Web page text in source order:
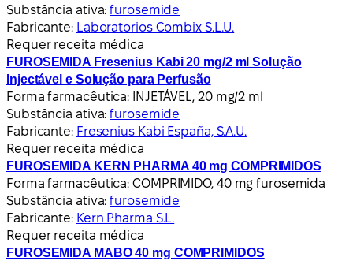
Substância ativa:furosemide
Fabricante: Laboratorios Combix S.L.U.
Requer receita médica
FUROSEMIDA Fresenius Kabi 20 mg/2 ml Solução
Injectável e Solução para Perfusão
Forma farmacêutica: INJETÁVEL, 20 mg/2 ml
Substância ativa:furosemide
Fabricante: Fresenius Kabi España, S.A.U.
Requer receita médica
FUROSEMIDA KERN PHARMA 40 mg COMPRIMIDOS
Forma farmacêutica: COMPRIMIDO, 40 mg furosemida
Substância ativa:furosemide
Fabricante: Kern Pharma S.L.
Requer receita médica
FUROSEMIDA MABO 40 mg COMPRIMIDOS